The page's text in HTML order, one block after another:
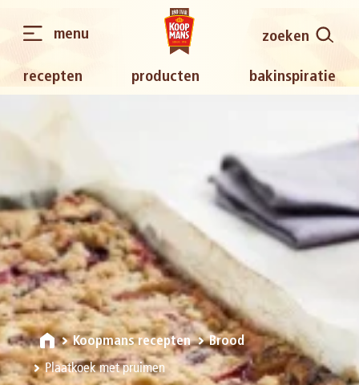
recepten producten bakinspiratie
zoeken
menu
Koopmans recepten Brood
Plaatkoek met pruimen